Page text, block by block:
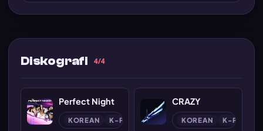
Diskografi 4/4
Perfect Night
KOREAN K-POP
CRAZY
KOREAN K-POP